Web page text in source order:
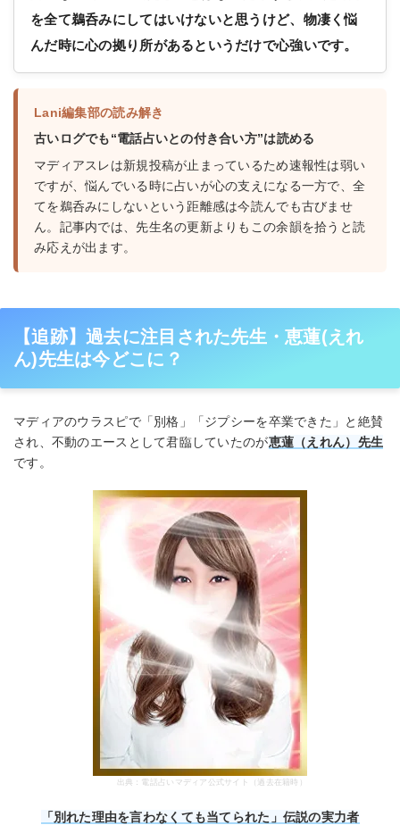
を全て鵜呑みにしてはいけないと思うけど、物凄く悩
んだ時に心の拠り所があるというだけで心強いです。
Lani編集部の読み解き
古いログでも“電話占いとの付き合い方”は読める
マディアスレは新規投稿が止まっているため速報性は弱い
ですが、悩んでいる時に占いが心の支えになる一方で、全
てを鵜呑みにしないという距離感は今読んでも古びませ
ん。記事内では、先生名の更新よりもこの余韻を拾うと読
み応えが出ます。
【追跡】過去に注目された先生・恵蓮(えれ
ん)先生は今どこに？
マディアのウラスピで「別格」「ジプシーを卒業できた」と絶賛
され、不動のエースとして君臨していたのが恵蓮（えれん）先生
です。
出典：電話占いマディア公式サイト（過去在籍時）
「別れた理由を言わなくても当てられた」伝説の実力者